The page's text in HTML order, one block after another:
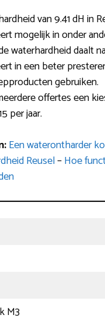
van 9.41 dH in
mogelijk in onder
waterhardheid daalt
in een beter
gebruiken.
offertes een
per jaar.
Een waterontharder
Reusel–Hoe
M3